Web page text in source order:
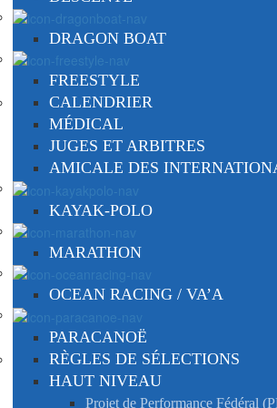
DRAGON BOAT
FREESTYLE
CALENDRIER
MÉDICAL
JUGES ET ARBITRES
AMICALE DES
KAYAK-POLO
MARATHON
OCEAN RACING / VA’A
PARACANOË
RÈGLES DE SÉLECTIONS
HAUT NIVEAU
Projet de Performance Fédéral